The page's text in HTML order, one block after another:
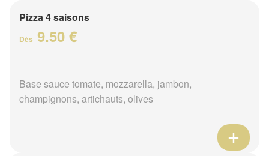
Pizza 4 saisons
Dès 9.50 €
Base sauce tomate, mozzarella, jambon,
champignons, artichauts, olives